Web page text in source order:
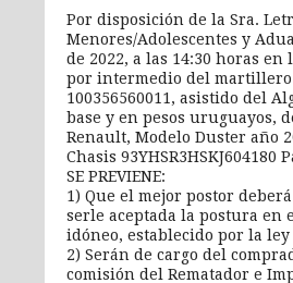
Por disposición de la Sra.
Menores/Adolescentes y
de 2022, a las 14:30 horas
por intermedio del martillero
100356560011, asistido del
base y en pesos uruguayos,
Renault, Modelo Duster año
Chasis 93YHSR3HSKJ604180
SE PREVIENE:
1) Que el mejor postor
serle aceptada la postura en
idóneo, establecido por la ley
2) Serán de cargo del
comisión del Rematador e